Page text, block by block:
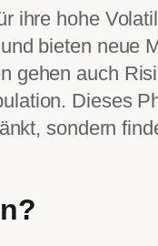
ihre hohe
bieten neue
gehen auch
Dieses
sondern